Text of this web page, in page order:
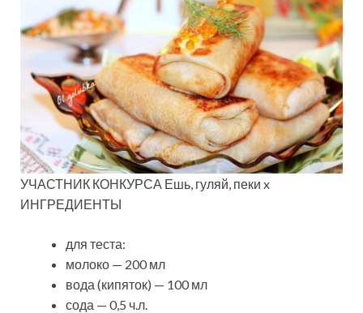
УЧАСТНИК КОНКУРСА Ешь, гуляй, пеки x
ИНГРЕДИЕНТЫ
для теста:
молоко — 200 мл
вода (кипяток) — 100 мл
сода — 0,5 ч.л.